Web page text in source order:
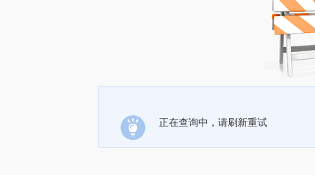
正在查询中，请刷新重试